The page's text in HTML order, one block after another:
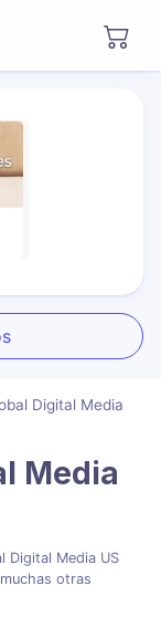
Digital Media
Media
Digital Media US
otras